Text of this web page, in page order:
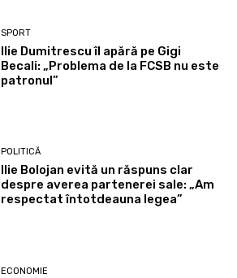
SPORT
Ilie Dumitrescu îl apără pe Gigi
Becali: „Problema de la FCSB nu este
patronul”
POLITICĂ
Ilie Bolojan evită un răspuns clar
despre averea partenerei sale: „Am
respectat întotdeauna legea”
ECONOMIE